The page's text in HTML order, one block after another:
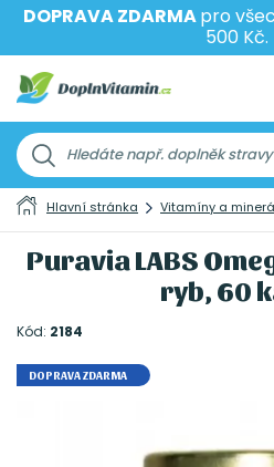
DOPRAVA ZDARMApro
500 Kč.
Hlavní stránka Vitamíny a
Puravia LABS
ryb, 60
Kód: 2184
DOPRAVA ZDARMA